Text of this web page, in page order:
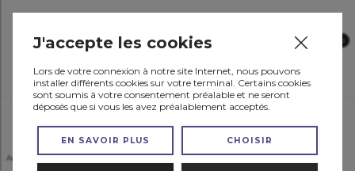
Accueil LES COLLECTIONS Terre & Jasmin Terre & Jasmin Die cuts
J'accepte les cookies
Lors de votre connexion à notre site Internet, nous pouvons
installer différents cookies sur votre terminal. Certains cookies
sont soumis à votre consentement préalable et ne seront
déposés que si vous les avez préalablement acceptés.
EN SAVOIR PLUS CHOISIR